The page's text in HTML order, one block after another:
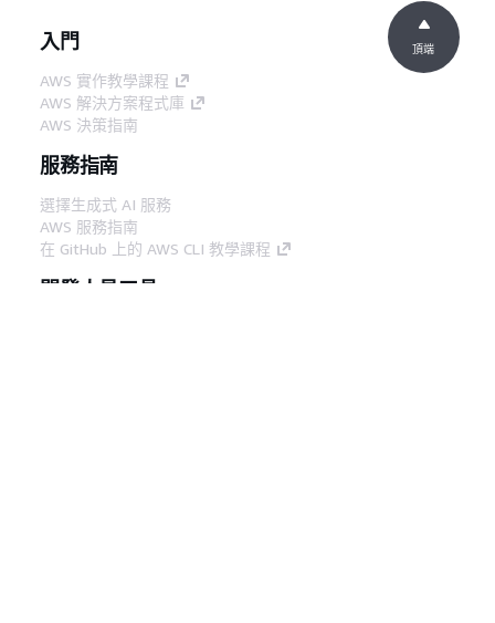
入門
AWS 實作教學課程
AWS 解決方案程式庫
AWS 決策指南
服務指南
選擇生成式 AI 服務
AWS 服務指南
在 GitHub 上的 AWS CLI 教學課程
開發人員工具
頂端